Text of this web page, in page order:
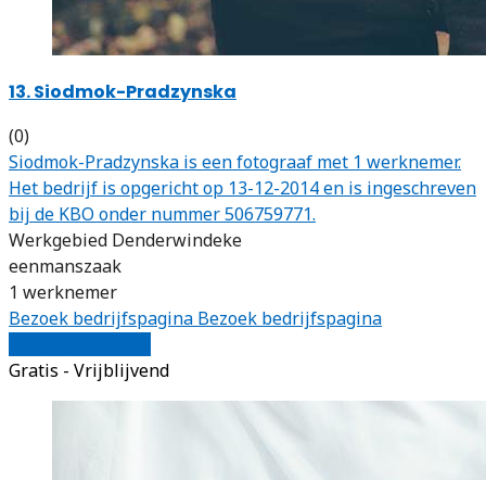
13. Siodmok-Pradzynska
(0)
Siodmok-Pradzynska is een fotograaf met 1 werknemer.
Het bedrijf is opgericht op 13-12-2014 en is ingeschreven
bij de KBO onder nummer 506759771.
Werkgebied Denderwindeke
eenmanszaak
1 werknemer
Bezoek bedrijfspagina Bezoek bedrijfspagina
Gratis - Vrijblijvend